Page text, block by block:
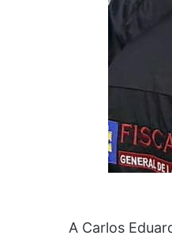
A Carlos